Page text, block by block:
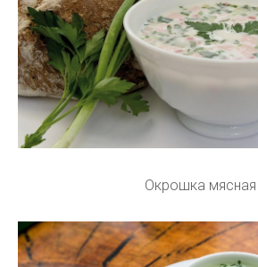
Окрошка мясная